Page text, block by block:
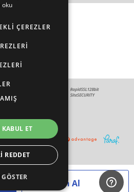
Hemen Al
Sistemleriyle Hazırlanmıştır.
oku
ÇEREZLER
KABUL ET
REDDET